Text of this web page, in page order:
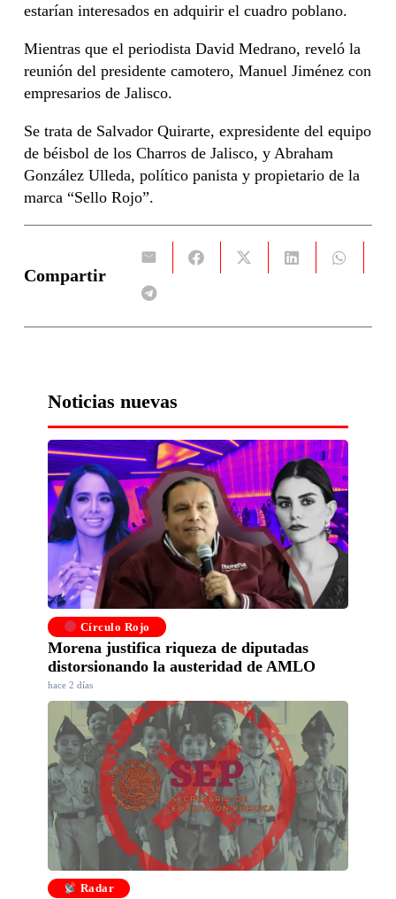
estarían interesados en adquirir el cuadro poblano.
Mientras que el periodista David Medrano, reveló la
reunión del presidente camotero, Manuel Jiménez con
empresarios de Jalisco.
Se trata de Salvador Quirarte, expresidente del equipo
de béisbol de los Charros de Jalisco, y Abraham
González Ulleda, político panista y propietario de la
marca “Sello Rojo”.
Compartir
Noticias nuevas
Círculo Rojo
Morena justifica riqueza de diputadas
distorsionando la austeridad de AMLO
hace 2 días
Radar